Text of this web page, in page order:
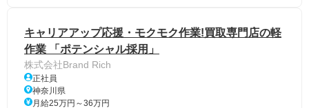
キャリアアップ応援・モクモク作業!買取専門店の軽
作業 「ポテンシャル採用」
株式会社Brand Rich
正社員
神奈川県
月給25万円～36万円